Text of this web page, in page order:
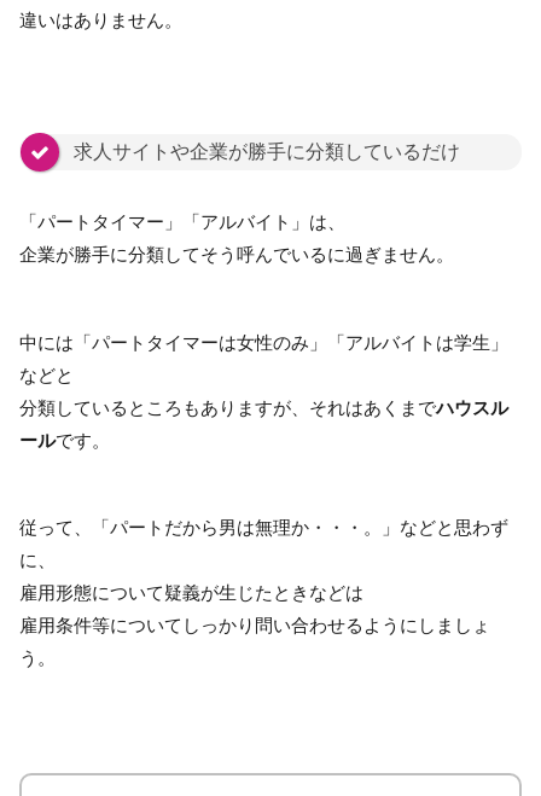
違いはありません。
求人サイトや企業が勝手に分類しているだけ
「パートタイマー」「アルバイト」は、
企業が勝手に分類してそう呼んでいるに過ぎません。
中には「パートタイマーは女性のみ」「アルバイトは学生」
などと
分類しているところもありますが、それはあくまでハウスル
ールです。
従って、「パートだから男は無理か・・・。」などと思わず
に、
雇用形態について疑義が生じたときなどは
雇用条件等についてしっかり問い合わせるようにしましょ
う。